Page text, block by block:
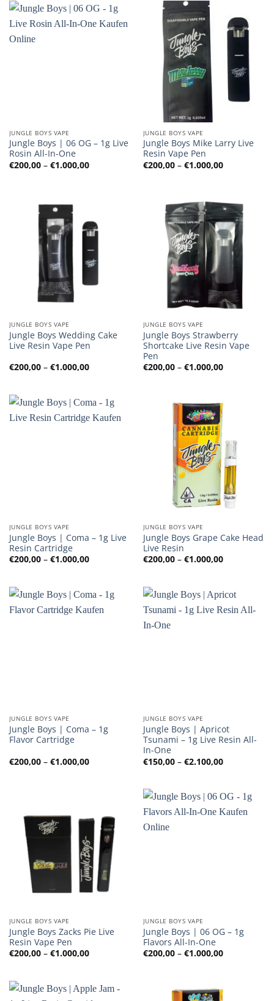
JUNGLE BOYS VAPE
Jungle Boys | 06 OG – 1g Live
Rosin All-In-One
€200,00 – €1.000,00Preisspanne:
€200,00
JUNGLE BOYS VAPE
Jungle Boys Mike Larry Live
Resin Vape Pen
€200,00 – €1.000,00
€200,00
JUNGLE BOYS VAPE
Jungle Boys Wedding Cake
Live Resin Vape Pen
€200,00 – €1.000,00Preisspanne:
JUNGLE BOYS VAPE
Jungle Boys Strawberry
Shortcake Live Resin Vape
Pen
€200,00 – €1.000,00
JUNGLE BOYS VAPE
Jungle Boys | Coma – 1g Live
Resin Cartridge
€200,00 – €1.000,00Preisspanne:
€200,00
JUNGLE BOYS VAPE
Jungle Boys Grape Cake Head
Live Resin
€200,00 – €1.000,00
€200,00
JUNGLE BOYS VAPE
Jungle Boys | Coma – 1g
Flavor Cartridge
€200,00 – €1.000,00Preisspanne:
€200,00
JUNGLE BOYS VAPE
Jungle Boys | Apricot
Tsunami – 1g Live Resin All-
In-One
€150,00 – €2.100,00
€150,00
JUNGLE BOYS VAPE
Jungle Boys Zacks Pie Live
Resin Vape Pen
€200,00 – €1.000,00Preisspanne:
JUNGLE BOYS VAPE
Jungle Boys | 06 OG – 1g
Flavors All-In-One
€200,00 – €1.000,00